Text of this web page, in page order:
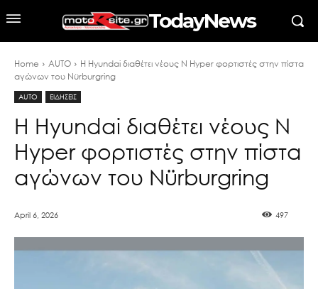
TodayNews
Home AUTO
Η Hyundai διαθέτει νέους N Hyper φορτιστές στην πίστα
αγώνων του Nürburgring
AUTO ΕΙΔΗΣΕΙΣ
Η Hyundai διαθέτει νέους N
Hyper φορτιστές στην πίστα
αγώνων του Nürburgring
April 6, 2026 497